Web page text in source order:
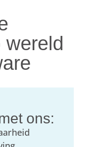
wereld
ons: